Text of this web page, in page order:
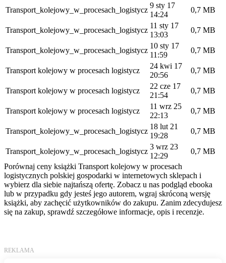
Transport_kolejowy_w_procesach_logistycz
9 sty 17
14:24
0,7 MB
Transport_kolejowy_w_procesach_logistycz
11 sty 17
13:03
0,7 MB
Transport_kolejowy_w_procesach_logistycz
10 sty 17
11:59
0,7 MB
Transport kolejowy w procesach logistycz
24 kwi 17
20:56
0,7 MB
Transport kolejowy w procesach logistycz
22 cze 17
21:54
0,7 MB
Transport kolejowy w procesach logistycz
11 wrz 25
22:13
0,7 MB
Transport_kolejowy_w_procesach_logistycz
18 lut 21
19:28
0,7 MB
Transport_kolejowy_w_procesach_logistycz
3 wrz 23
12:29
0,7 MB
Porównaj ceny książki Transport kolejowy w procesach
logistycznych polskiej gospodarki w internetowych sklepach i
wybierz dla siebie najtańszą ofertę. Zobacz u nas podgląd ebooka
lub w przypadku gdy jesteś jego autorem, wgraj skróconą wersję
książki, aby zachęcić użytkowników do zakupu. Zanim zdecydujesz
się na zakup, sprawdź szczegółowe informacje, opis i recenzje.